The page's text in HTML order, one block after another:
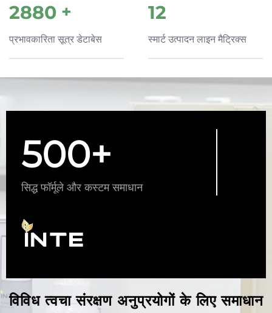
3000 +
प्रभावकारिता सूत्र डेटाबेस
12
स्मार्ट उत्पादन लाइन मैट्रिक्स
500+
सिद्ध फॉर्मूले और कस्टम समाधान
विविध त्वचा संरक्षण अनुप्रयोगों के लिए समाधान